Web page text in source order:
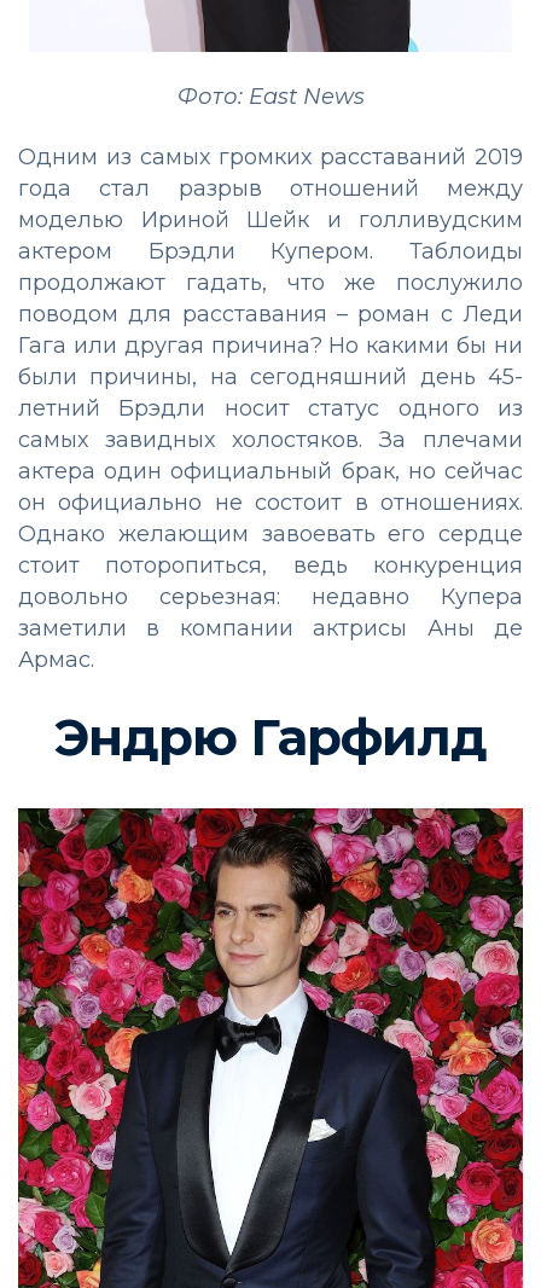
Фото: East News
Одним из самых громких расставаний 2019
года стал разрыв отношений между
моделью Ириной Шейк и голливудским
актером Брэдли Купером. Таблоиды
продолжают гадать, что же послужило
поводом для расставания – роман с Леди
Гага или другая причина? Но какими бы ни
были причины, на сегодняшний день 45-
летний Брэдли носит статус одного из
самых завидных холостяков. За плечами
актера один официальный брак, но сейчас
он официально не состоит в отношениях.
Однако желающим завоевать его сердце
стоит поторопиться, ведь конкуренция
довольно серьезная: недавно Купера
заметили в компании актрисы Аны де
Армас.
Эндрю Гарфилд